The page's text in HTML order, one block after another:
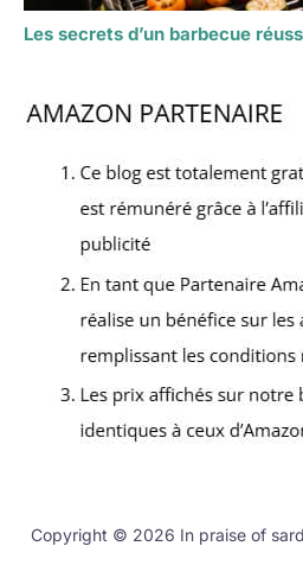
Les secrets d’un barbecue
Copyright © 2026 In praise of